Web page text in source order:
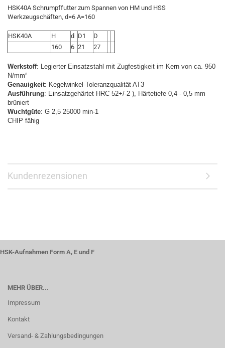
HSK40A Schrumpffutter zum Spannen von HM und HSS
Werkzeugschäften, d=6 A=160
HSK40A H d D1
D
160
6 21 27
Werkstoff: Legierter Einsatzstahl mit Zugfestigkeit im Kern von ca. 950
N/mm²
Genauigkeit: Kegelwinkel-Toleranzqualität AT3
Ausführung: Einsatzgehärtet HRC 52+/-2 ), Härtetiefe 0,4 - 0,5 mm
brüniert
Wuchtgüte: G 2,5 25000 min-1
CHIP fähig
Kundenrezensionen
HSK-Aufnahmen Form A, E und F
MEHR ÜBER...
Impressum
Kontakt
Versand- & Zahlungsbedingungen